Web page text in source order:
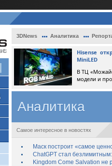
3DNews Аналитика
Hisense
MiniLED
В ТЦ
модели и
Аналитика
Самое интересное в новостях
Маск построит «самое
ChatGPT стал
Kingdom Come Salvation не